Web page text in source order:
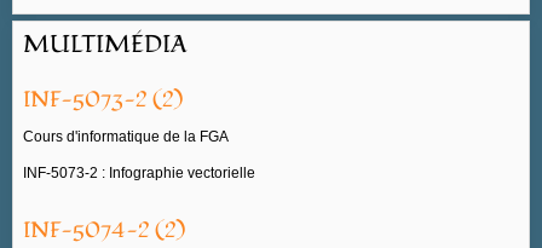
MULTIMÉDIA
INF-5073-2 (2)
Cours d'informatique de la FGA
INF-5073-2 : Infographie vectorielle
INF-5074-2 (2)